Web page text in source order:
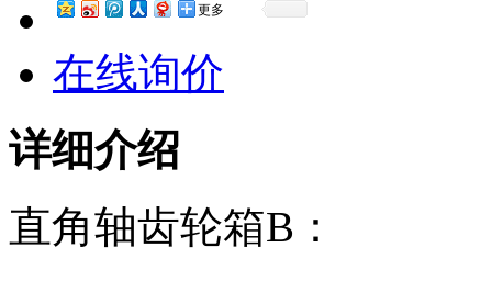
更多
在线询价
详细介绍
直角轴齿轮箱B：